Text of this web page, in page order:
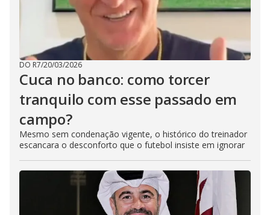
DO R7/20/03/2026
Cuca no banco: como torcer
tranquilo com esse passado em
campo?
Mesmo sem condenação vigente, o histórico do treinador
escancara o desconforto que o futebol insiste em ignorar